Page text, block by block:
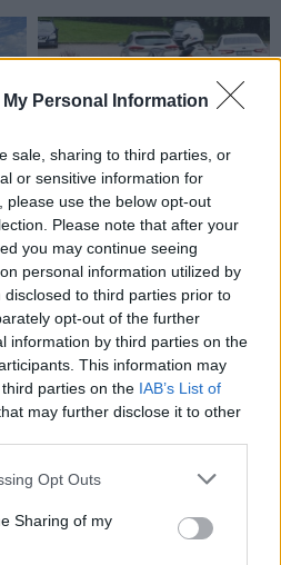
Personal Information
sale, sharing to third parties, or
or sensitive information for
please use the below opt-out
Please note that after your
you may continue seeing
personal information utilized by
to third parties prior to
opt-out of the further
information by third parties on the
This information may
parties on the IAB’s List of
may further disclose it to other
Opt Outs
Sharing of my
Klaipėda
Triukšmas gatvėse neliko
nepastebėtas: Klaipėdoje
įkliuvo motociklų ir
automobilių vairuotojai
(2)